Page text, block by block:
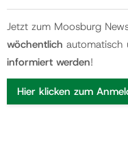
Jetzt zum Moosburg
wöchentlich automatisch
informiert werden!
Hier klicken zum